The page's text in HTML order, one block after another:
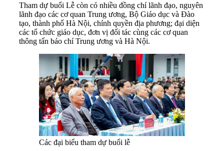
Tham dự buổi Lễ còn có nhiều đồng chí lãnh đạo, nguyên
lãnh đạo các cơ quan Trung ương, Bộ Giáo dục và Đào
tạo, thành phố Hà Nội, chính quyền địa phương; đại diện
các tổ chức giáo dục, đơn vị đối tác cùng các cơ quan
thông tấn báo chí Trung ương và Hà Nội.
Các đại biểu tham dự buổi lễ